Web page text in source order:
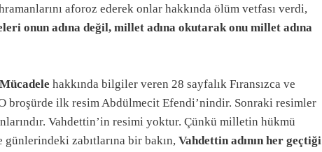
aforoz ederek onlar hakkında ölüm vetfası verdi,
onun adına değil, millet adına okutarak onu millet adına
hakkında bilgiler veren 28 sayfalık Fıransızca ve
broşürde ilk resim Abdülmecit Efendi’nindir. Sonraki resimler
Vahdettin’in resimi yoktur. Çünkü milletin hükmü
zabıtlarına bir bakın, Vahdettin adının her geçtiği